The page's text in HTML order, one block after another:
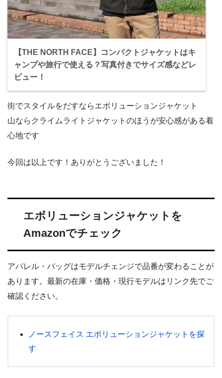
【THE NORTH FACE】コンパクトジャケットはキ
ャンプや旅行で使える？写真付きでサイズ感などレ
ビュー！
街でスタイルをだすならエボリューションジャケット
山ならクライムライトジャケットのほうが安心感がある着
心地です
今回は以上です！ありがとうございました！
エボリューションジャケットを
Amazonでチェック
アパレル・バッグはモデルチェンジで品番が変わることが
あります。最新の在庫・価格・現行モデルはリンク先でご
確認ください。
ノースフェイス エボリューションジャケットを探
す